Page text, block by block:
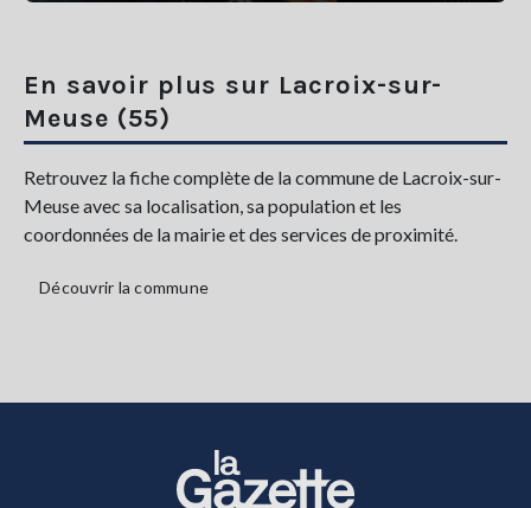
En savoir plus sur Lacroix-sur-
Meuse (55)
Retrouvez la fiche complète de la commune de Lacroix-sur-
Meuse avec sa localisation, sa population et les
coordonnées de la mairie et des services de proximité.
Découvrir la commune